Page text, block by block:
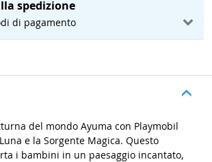
spedizione
di pagamento
del mondo Ayuma con Playmobil
e la Sorgente Magica. Questo
i bambini in un paesaggio incantato,